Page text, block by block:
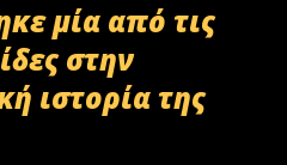
μία από τις
στην
ιστορία της